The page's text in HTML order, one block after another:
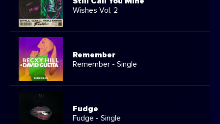
Wishes Vol. 2
Remember
Remember - Single
Fudge
Fudge - Single